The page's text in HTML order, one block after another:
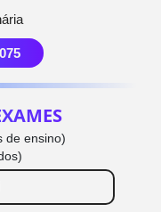
de ensino)